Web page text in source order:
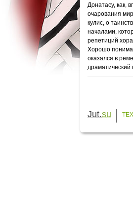
Донатасу, как,
очарования
кулис, о
началами,
репетиций
Хорошо
оказался в
драматический
Jut.su